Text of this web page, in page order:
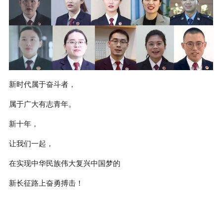
新时代属于奋斗者，
属于广大有志青年。
新十年，
让我们一起，
在实现中华民族伟大复兴中国梦的
新长征路上奋勇搏击！